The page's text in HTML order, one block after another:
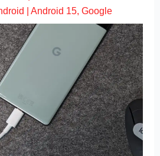
Android 15, Google